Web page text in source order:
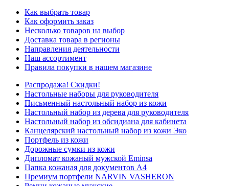
Как выбрать товар
Как оформить заказ
Несколько товаров на выбор
Доставка товара в регионы
Направления деятельности
Наш ассортимент
Правила покупки в нашем магазине
Распродажа! Скидки!
Настольные наборы для руководителя
Письменный настольный набор из кожи
Настольный набор из дерева для руководителя
Настольный набор из обсидиана для кабинета
Канцелярский настольный набор из кожи Эко
Портфель из кожи
Дорожные сумки из кожи
Дипломат кожаный мужской Eminsa
Папка кожаная для документов А4
Премиум портфели NARVIN VASHERON